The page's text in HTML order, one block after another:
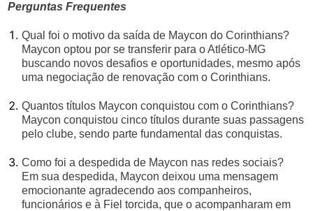
Perguntas Frequentes
Qual foi o motivo da saída de Maycon do Corinthians?
Maycon optou por se transferir para o Atlético-MG
buscando novos desafios e oportunidades, mesmo após
uma negociação de renovação com o Corinthians.
Quantos títulos Maycon conquistou com o Corinthians?
Maycon conquistou cinco títulos durante suas passagens
pelo clube, sendo parte fundamental das conquistas.
Como foi a despedida de Maycon nas redes sociais?
Em sua despedida, Maycon deixou uma mensagem
emocionante agradecendo aos companheiros,
funcionários e à Fiel torcida, que o acompanharam em